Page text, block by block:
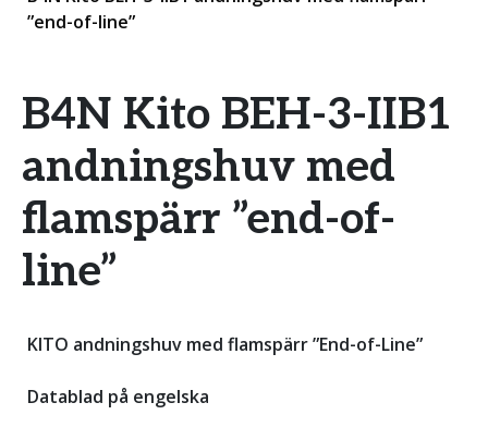
”end-of-line”
B4N Kito BEH-3-IIB1
andningshuv med
flamspärr ”end-of-
line”
KITO andningshuv med flamspärr ”End-of-Line”
Datablad på engelska